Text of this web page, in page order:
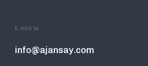
E-POSTA
info@ajansay.com